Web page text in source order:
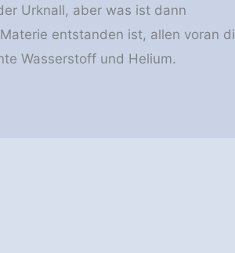
Urknall, aber was ist dann
entstanden ist, allen voran
Wasserstoff und Helium.